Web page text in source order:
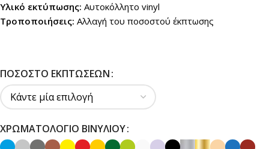
Υλικό εκτύπωσης: Αυτοκόλλητο vinyl
Τροποποιήσεις: Αλλαγή του ποσοστού έκπτωσης
ΠΟΣΟΣΤΌ ΕΚΠΤΏΣΕΩΝ
ΧΡΩΜΑΤΟΛΌΓΙΟ ΒΙΝΥΛΊΟΥ